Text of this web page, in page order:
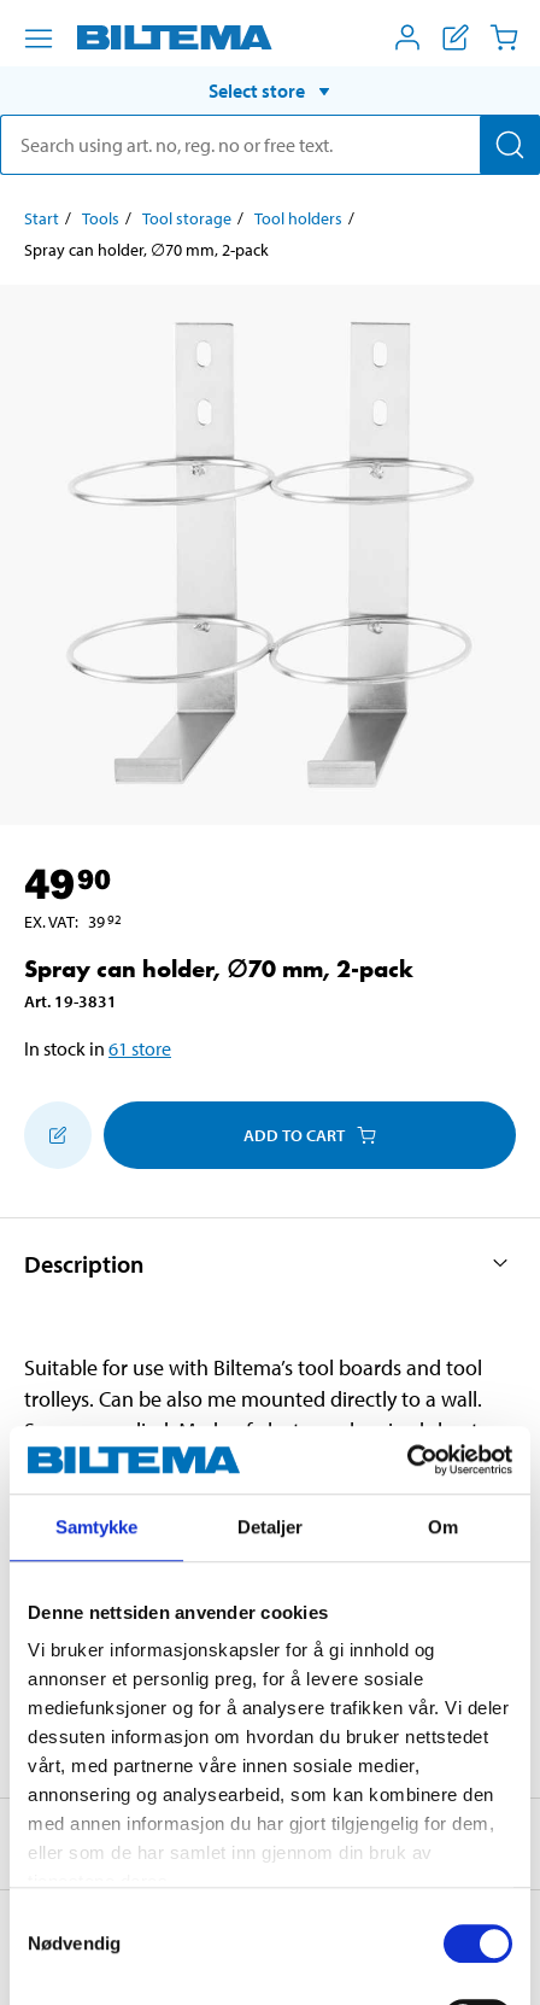
Samtykke Detaljer Om
Denne nettsiden anvender cookies
Vi bruker informasjonskapsler for å gi innhold og
annonser et personlig preg, for å levere sosiale
mediefunksjoner og for å analysere trafikken vår. Vi deler
dessuten informasjon om hvordan du bruker nettstedet
vårt, med partnerne våre innen sosiale medier,
annonsering og analysearbeid, som kan kombinere den
med annen informasjon du har gjort tilgjengelig for dem,
eller som de har samlet inn gjennom din bruk av
Nødvendig
Select store
Start Tools Tool storage
Tool holders
Spray can holder, ∅70 mm, 2-pack
4990
EX. VAT: 3992
Spray can holder, ∅70 mm, 2-pack
Art. 19-3831
In stock in 61 store
ADD TO CART
Description
Suitable for use with Biltema’s tool boards and tool
trolleys. Can be also me mounted directly to a wall.
Screws supplied. Made of electro-galvanised sheet
metal.
Technical specifications
Diameter
70 mm
2 pcs
Length
165 mm
About the manufacturer